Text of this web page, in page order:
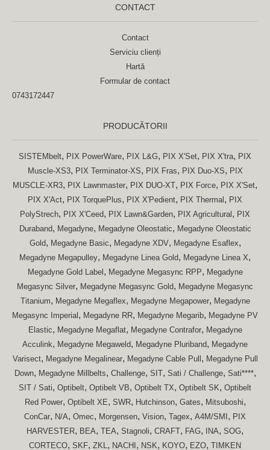
CONTACT
Contact
Serviciu clienți
Hartă
Formular de contact
0743172447
PRODUCĂTORII
SISTEMbelt, PIX PowerWare, PIX L&G, PIX X'Set, PIX X'tra, PIX
Muscle-XS3, PIX Terminator-XS, PIX Fras, PIX Duo-XS, PIX
MUSCLE-XR3, PIX Lawnmaster, PIX DUO-XT, PIX Force, PIX X'Set,
PIX X'Act, PIX TorquePlus, PIX X'Pedient, PIX Thermal, PIX
PolyStrech, PIX X'Ceed, PIX Lawn&Garden, PIX Agricultural, PIX
Duraband, Megadyne, Megadyne Oleostatic, Megadyne Oleostatic
Gold, Megadyne Basic, Megadyne XDV, Megadyne Esaflex,
Megadyne Megapulley, Megadyne Linea Gold, Megadyne Linea X,
Megadyne Gold Label, Megadyne Megasync RPP, Megadyne
Megasync Silver, Megadyne Megasync Gold, Megadyne Megasync
Titanium, Megadyne Megaflex, Megadyne Megapower, Megadyne
Megasync Imperial, Megadyne RR, Megadyne Megarib, Megadyne PV
Elastic, Megadyne Megaflat, Megadyne Contrafor, Megadyne
Acculink, Megadyne Megaweld, Megadyne Pluriband, Megadyne
Varisect, Megadyne Megalinear, Megadyne Cable Pull, Megadyne Pull
Down, Megadyne Millbelts, Challenge, SIT, Sati / Challenge, Sati****,
SIT / Sati, Optibelt, Optibelt VB, Optibelt TX, Optibelt SK, Optibelt
Red Power, Optibelt XE, SWR, Hutchinson, Gates, Mitsuboshi,
ConCar, N/A, Omec, Morgensen, Vision, Tagex, A4M/SMI, PIX
HARVESTER, BEA, TEA, Stagnoli, CRAFT, FAG, INA, SOG,
CORTECO, SKF, ZKL , NACHI, NSK, KOYO, EZO, TIMKEN